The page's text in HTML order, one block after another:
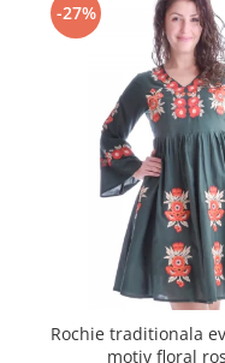
-27%
Rochie traditionala
motiv floral